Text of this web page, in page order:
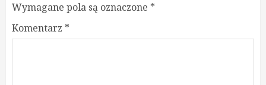
Wymagane pola są oznaczone *
Komentarz *